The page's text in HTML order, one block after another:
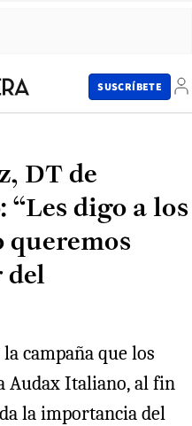
SUSCRÍBETE
DT de
digo a los
queremos
del
campaña que los
Audax Italiano, al fin
la importancia del